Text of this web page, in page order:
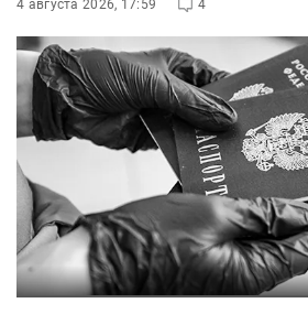
4 августа 2026, 17:59 4